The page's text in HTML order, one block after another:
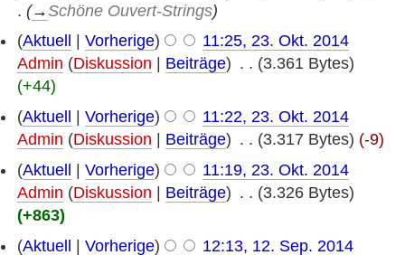
. (→Schöne Ouvert-Strings)
(Aktuell Vorherige)
11:25, 23. Okt. 2014
Admin (Diskussion Beiträge) . . (3.361 Bytes)
(+44)
(Aktuell Vorherige)
11:22, 23. Okt. 2014
Admin (Diskussion Beiträge) . . (3.317 Bytes) (-9)
(Aktuell | Vorherige)
11:19, 23. Okt. 2014
Admin (Diskussion | Beiträge) . . (3.326 Bytes)
(+863)
(Aktuell | Vorherige) 12:13, 12. Sep. 2014